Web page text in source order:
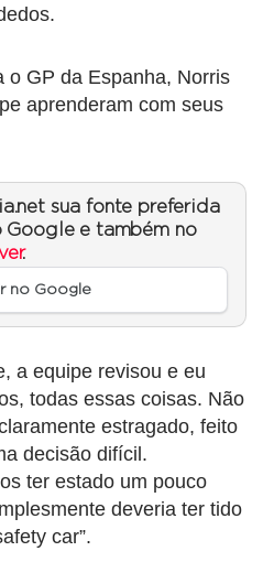
o GP da Espanha, Norris
aprenderam com seus
sua fonte preferida
Google e também no
.
no Google
a equipe revisou e eu
todas essas coisas. Não
estragado, feito
decisão difícil.
ter estado um pouco
deveria ter tido
car”.